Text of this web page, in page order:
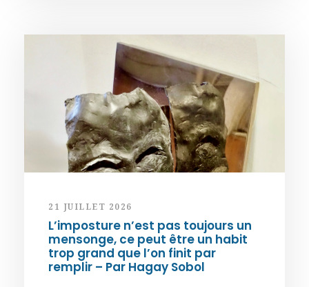
21 JUILLET 2026
L’imposture n’est pas toujours un
mensonge, ce peut être un habit
trop grand que l’on finit par
remplir – Par Hagay Sobol